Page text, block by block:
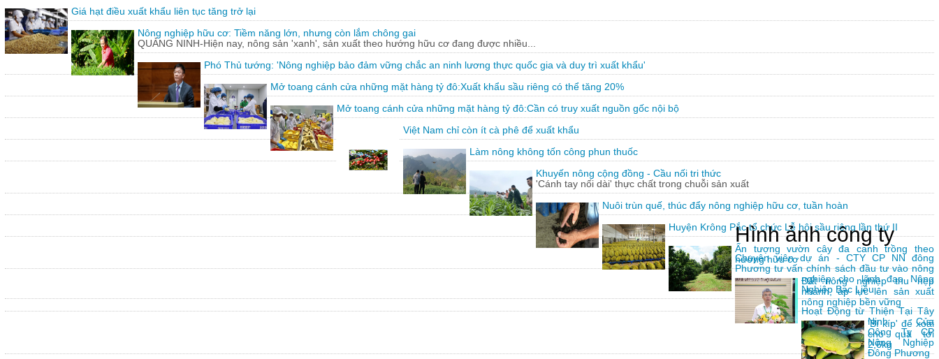
Giá hạt điều xuất khẩu liên tục tăng trở lại
Nông nghiệp hữu cơ: Tiềm năng lớn, nhưng còn lắm chông gai
QUẢNG NINH-Hiện nay, nông sản 'xanh', sản xuất theo hướng hữu cơ đang được nhiều...
Phó Thủ tướng: 'Nông nghiệp bảo đảm vững chắc an ninh lương thực quốc gia và duy trì xuất khẩu'
Mở toang cánh cửa những mặt hàng tỷ đô:Xuất khẩu sầu riêng có thể tăng 20%
Mở toang cánh cửa những mặt hàng tỷ đô:Cần có truy xuất nguồn gốc nội bộ
Việt Nam chỉ còn ít cà phê để xuất khẩu
Làm nông không tốn công phun thuốc
Khuyến nông cộng đồng - Cầu nối tri thức
'Cánh tay nối dài' thực chất trong chuỗi sản xuất
Nuôi trùn quế, thúc đẩy nông nghiệp hữu cơ, tuần hoàn
Huyện Krông Pắc tổ chức Lễ hội sầu riêng lần thứ II
Ấn tượng vườn cây đa canh trồng theo
hướng hữu cơ
Đất nông nghiệp thu hẹp
nhanh, áp lực lên sản xuất
nông nghiệp bền vững
'Bí kíp' để xoài
cho quả tới
2,6kg
Hình ảnh công ty
Chuyên viên dự án - CTY CP NN đông
Phương tư vấn chính sách đầu tư vào nông
nghiệp cho lãnh đạo Nông
Nghiệp Bạc Liêu
Hoạt Động từ Thiện Tại Tây
Ninh Của
Công Ty CP
Nông Nghiệp
Đông Phương